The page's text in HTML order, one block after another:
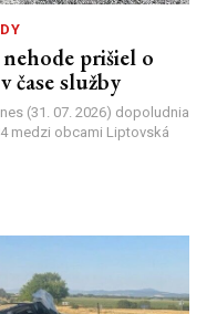
prišiel o
čase služby
(31. 07. 2026) dopoludnia
medzi obcami Liptovská